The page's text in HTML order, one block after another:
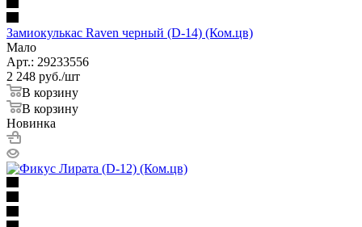
Замиокулькас Raven черный (D-14) (Ком.цв)
Мало
Арт.: 29233556
2 248 руб./шт
В корзину
В корзину
Новинка